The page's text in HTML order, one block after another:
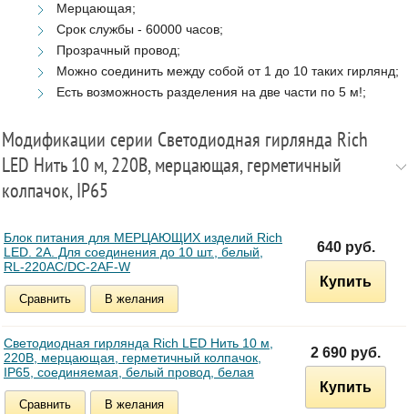
Мерцающая;
Срок службы - 60000 часов;
Прозрачный провод;
Можно соединить между собой от 1 до 10 таких гирлянд;
Есть возможность разделения на две части по 5 м!;
Модификации серии Светодиодная гирлянда Rich
LED Нить 10 м, 220В, мерцающая, герметичный
колпачок, IP65
Блок питания для МЕРЦАЮЩИХ изделий Rich
LED. 2А. Для соединения до 10 шт., белый,
RL-220AC/DC-2AF-W
Сравнить В желания
640 руб.
Купить
Светодиодная гирлянда Rich LED Нить 10 м,
220В, мерцающая, герметичный колпачок,
IP65, соединяемая, белый провод, белая
Сравнить В желания
2 690 руб.
Купить